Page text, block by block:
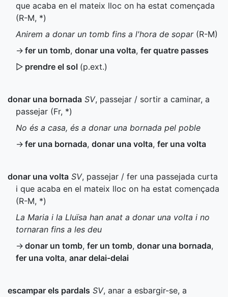
que acaba en el mateix lloc on ha estat començada
(R-M, *)
Anirem a donar un tomb fins a l'hora de sopar(R-M)
→ fer un tomb, donar una volta, fer quatre passes
▷ prendre el sol (p.ext.)
donar una bornada SV, passejar / sortir a caminar, a
passejar (Fr, *)
No és a casa, és a donar una bornada pel poble
→ fer una bornada, donar una volta, fer una volta
donar una volta SV, passejar / fer una passejada curta
i que acaba en el mateix lloc on ha estat començada
(R-M, *)
La Maria i la Lluïsa han anat a donar una volta i no
tornaran fins a les deu
→ donar un tomb, fer un tomb, donar una bornada,
fer una volta, anar delai-delai
escampar els pardals SV, anar a esbargir-se, a